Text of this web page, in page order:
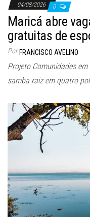
04/08/2026 0
Maricá abre
gratuitas de
Por FRANCISCO AVELINO
Projeto Comunidades
samba raiz em quatro